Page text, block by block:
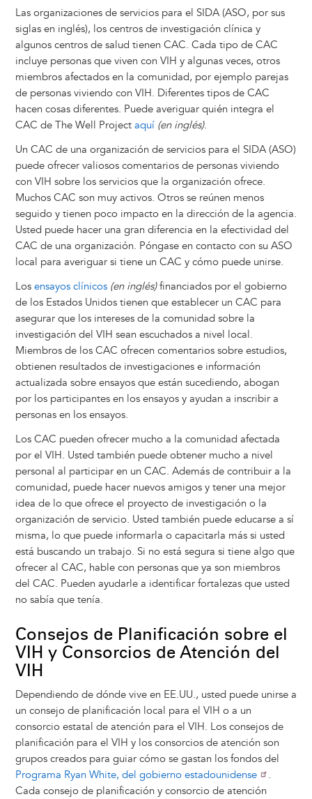
Las organizaciones de servicios para el SIDA (ASO, por sus
siglas en inglés), los centros de investigación clínica y
algunos centros de salud tienen CAC. Cada tipo de CAC
incluye personas que viven con VIH y algunas veces, otros
miembros afectados en la comunidad, por ejemplo parejas
de personas viviendo con VIH. Diferentes tipos de CAC
hacen cosas diferentes. Puede averiguar quién integra el
CAC de The Well Project aquí (en inglés).
Un CAC de una organización de servicios para el SIDA (ASO)
puede ofrecer valiosos comentarios de personas viviendo
con VIH sobre los servicios que la organización ofrece.
Muchos CAC son muy activos. Otros se reúnen menos
seguido y tienen poco impacto en la dirección de la agencia.
Usted puede hacer una gran diferencia en la efectividad del
CAC de una organización. Póngase en contacto con su ASO
local para averiguar si tiene un CAC y cómo puede unirse.
Los ensayos clínicos (en inglés)financiados por el gobierno
de los Estados Unidos tienen que establecer un CAC para
asegurar que los intereses de la comunidad sobre la
investigación del VIH sean escuchados a nivel local.
Miembros de los CAC ofrecen comentarios sobre estudios,
obtienen resultados de investigaciones e información
actualizada sobre ensayos que están sucediendo, abogan
por los participantes en los ensayos y ayudan a inscribir a
personas en los ensayos.
Los CAC pueden ofrecer mucho a la comunidad afectada
por el VIH. Usted también puede obtener mucho a nivel
personal al participar en un CAC. Además de contribuir a la
comunidad, puede hacer nuevos amigos y tener una mejor
idea de lo que ofrece el proyecto de investigación o la
organización de servicio. Usted también puede educarse a sí
misma, lo que puede informarla o capacitarla más si usted
está buscando un trabajo. Si no está segura si tiene algo que
ofrecer al CAC, hable con personas que ya son miembros
del CAC. Pueden ayudarle a identificar fortalezas que usted
no sabía que tenía.
Consejos de Planificación sobre el
VIH y Consorcios de Atención del
VIH
Dependiendo de dónde vive en EE.UU., usted puede unirse a
un consejo de planificación local para el VIH o a un
consorcio estatal de atención para el VIH. Los consejos de
planificación para el VIH y los consorcios de atención son
grupos creados para guiar cómo se gastan los fondos del
Programa Ryan White, del gobierno estadounidense
.
Cada consejo de planificación y consorcio de atención